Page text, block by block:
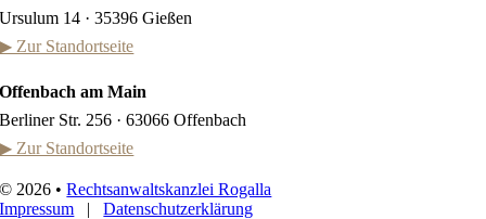
Ursulum 14 · 35396 Gießen
▶ Zur Standortseite
Offenbach am Main
Berliner Str. 256 · 63066 Offenbach
▶ Zur Standortseite
© 2026 •Rechtsanwaltskanzlei Rogalla
Impressum |Datenschutzerklärung